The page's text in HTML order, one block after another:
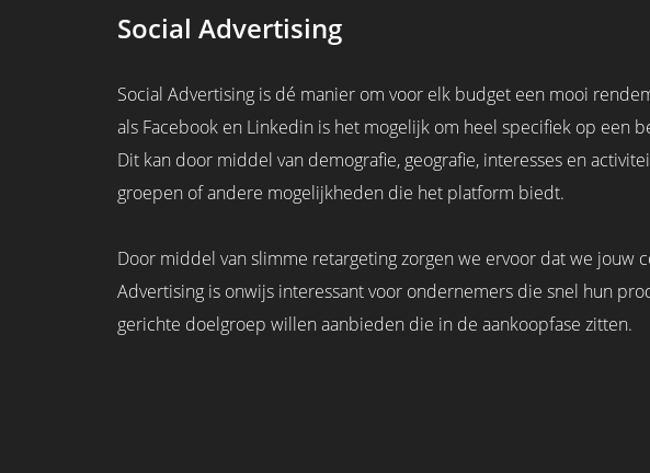
Social Advertising
Social Advertising is dé manier om voor elk budget een mooi
als Facebook en Linkedin is het mogelijk om heel specifiek op een
Dit kan door middel van demografie, geografie, interesses en
groepen of andere mogelijkheden die het platform biedt.
Door middel van slimme retargeting zorgen we ervoor dat we jouw
Advertising is onwijs interessant voor ondernemers die snel hun
gerichte doelgroep willen aanbieden die in de aankoopfase zitten.